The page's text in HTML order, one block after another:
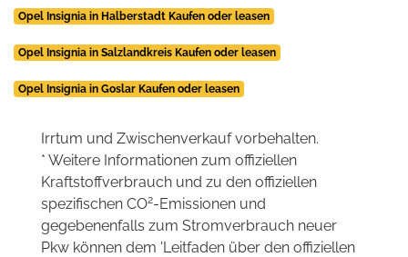
Opel Insignia in Halberstadt Kaufen oder leasen
Opel Insignia in Salzlandkreis Kaufen oder leasen
Opel Insignia in Goslar Kaufen oder leasen
Irrtum und Zwischenverkauf vorbehalten.
* Weitere Informationen zum offiziellen
Kraftstoffverbrauch und zu den offiziellen
spezifischen CO2-Emissionen und
gegebenenfalls zum Stromverbrauch neuer
Pkw können dem 'Leitfaden über den offiziellen